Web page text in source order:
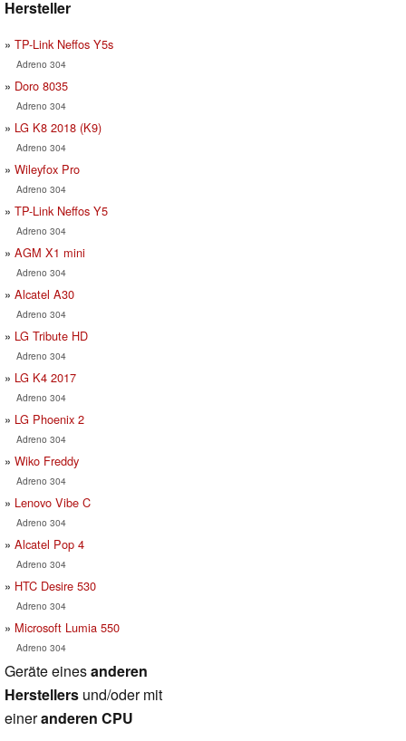
Hersteller
TP-Link Neffos Y5s
Adreno 304
Doro 8035
Adreno 304
LG K8 2018 (K9)
Adreno 304
Wileyfox Pro
Adreno 304
TP-Link Neffos Y5
Adreno 304
AGM X1 mini
Adreno 304
Alcatel A30
Adreno 304
LG Tribute HD
Adreno 304
LG K4 2017
Adreno 304
LG Phoenix 2
Adreno 304
Wiko Freddy
Adreno 304
Lenovo Vibe C
Adreno 304
Alcatel Pop 4
Adreno 304
HTC Desire 530
Adreno 304
Microsoft Lumia 550
Adreno 304
Geräte einesanderen
Herstellers und/oder mit
eineranderen CPU